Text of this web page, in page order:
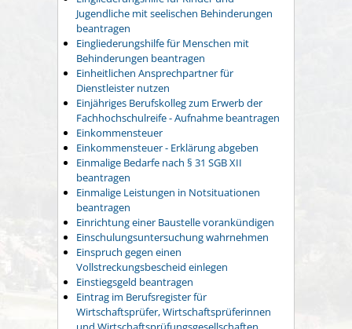
Jugendliche mit seelischen Behinderungen
beantragen
Eingliederungshilfe für Menschen mit
Behinderungen beantragen
Einheitlichen Ansprechpartner für
Dienstleister nutzen
Einjähriges Berufskolleg zum Erwerb der
Fachhochschulreife - Aufnahme beantragen
Einkommensteuer
Einkommensteuer - Erklärung abgeben
Einmalige Bedarfe nach § 31 SGB XII
beantragen
Einmalige Leistungen in Notsituationen
beantragen
Einrichtung einer Baustelle vorankündigen
Einschulungsuntersuchung wahrnehmen
Einspruch gegen einen
Vollstreckungsbescheid einlegen
Einstiegsgeld beantragen
Eintrag im Berufsregister für
Wirtschaftsprüfer, Wirtschaftsprüferinnen